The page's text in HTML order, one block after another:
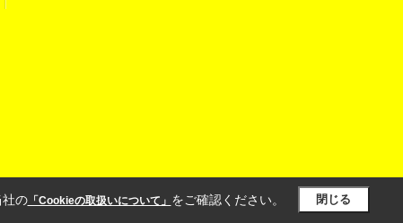
の「Cookieの取扱いについて」 をご確認ください。 閉じる